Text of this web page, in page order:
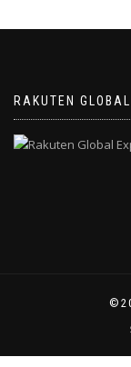
RAKUTEN